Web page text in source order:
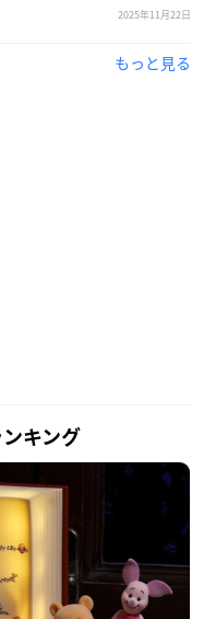
2025年11月22日
もっと見る
キング